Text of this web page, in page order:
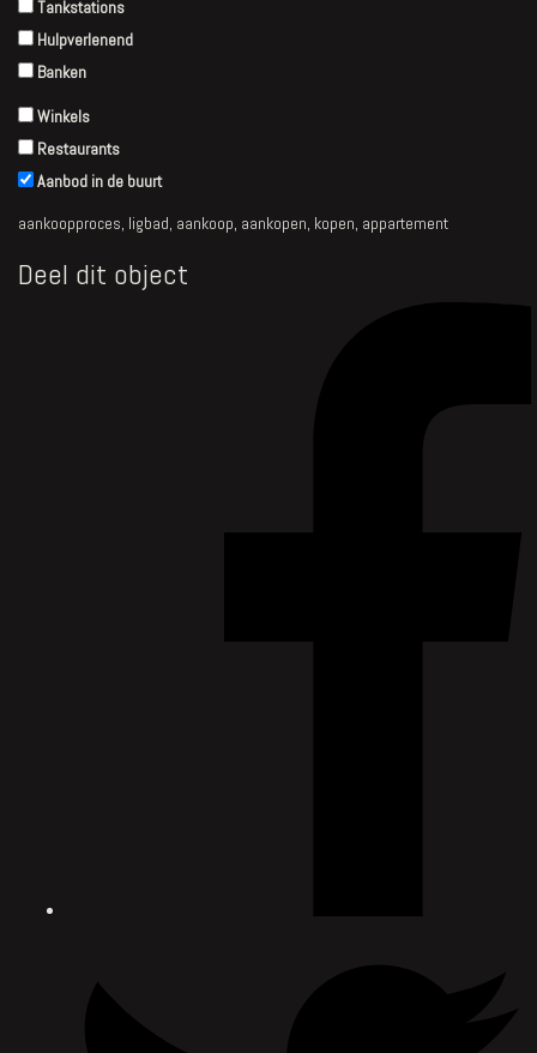
Tankstations
Hulpverlenend
Banken
Winkels
Restaurants
Aanbod in de buurt
aankoopproces, ligbad, aankoop, aankopen, kopen, appartement
Deel dit object